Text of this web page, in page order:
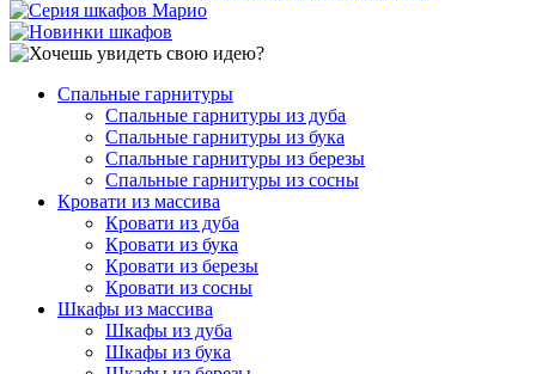
Спальные гарнитуры
Спальные гарнитуры из дуба
Спальные гарнитуры из бука
Спальные гарнитуры из березы
Спальные гарнитуры из сосны
Кровати из массива
Кровати из дуба
Кровати из бука
Кровати из березы
Кровати из сосны
Шкафы из массива
Шкафы из дуба
Шкафы из бука